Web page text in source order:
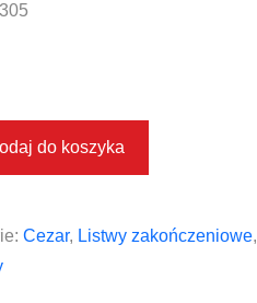
do koszyka
Cezar, Listwy zakończeniowe,